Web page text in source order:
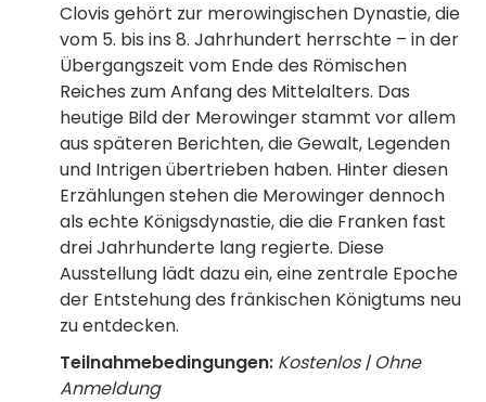
Clovis gehört zur merowingischen Dynastie, die
vom 5. bis ins 8. Jahrhundert herrschte – in der
Übergangszeit vom Ende des Römischen
Reiches zum Anfang des Mittelalters. Das
heutige Bild der Merowinger stammt vor allem
aus späteren Berichten, die Gewalt, Legenden
und Intrigen übertrieben haben. Hinter diesen
Erzählungen stehen die Merowinger dennoch
als echte Königsdynastie, die die Franken fast
drei Jahrhunderte lang regierte. Diese
Ausstellung lädt dazu ein, eine zentrale Epoche
der Entstehung des fränkischen Königtums neu
zu entdecken.
Teilnahmebedingungen: Kostenlos | Ohne
Anmeldung